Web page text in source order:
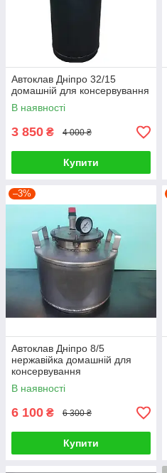
Автоклав Дніпро 32/15
домашній для консервування
В наявності
3 850 ₴ 4 000 ₴
Купити
–3%
Автоклав Дніпро 8/5
нержавійка домашній для
консервування
В наявності
6 100 ₴ 6 300 ₴
Купити